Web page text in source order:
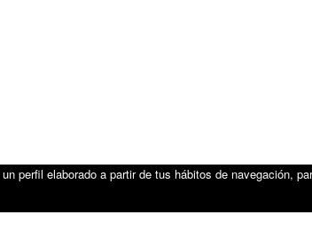
perfil elaborado a partir de tus hábitos de navegación,